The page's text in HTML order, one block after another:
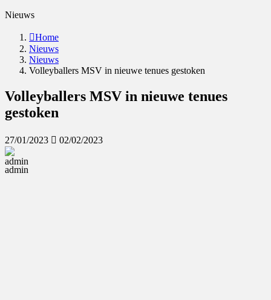
Nieuws
Home
Nieuws
Nieuws
Volleyballers MSV in nieuwe tenues gestoken
Volleyballers MSV in nieuwe tenues
gestoken
27/01/2023
Last
02/02/2023
admin